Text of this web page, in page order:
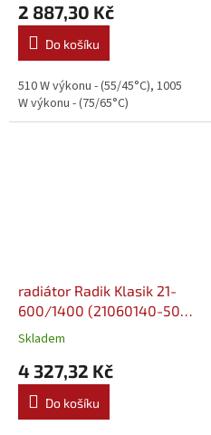
2 887,30 Kč
Do košíku
510 W výkonu - (55/45°C), 1005
W výkonu - (75/65°C)
radiátor Radik Klasik 21-
600/1400 (21060140-50-
0010)
Skladem
4 327,32 Kč
Do košíku